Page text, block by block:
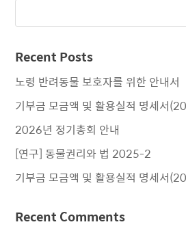
Recent Posts
노령 반려동물 보호자를 위한 안내서
기부금 모금액 및 활용실적 명세서
2026년 정기총회 안내
[연구] 동물권리와 법 2025-2
기부금 모금액 및 활용실적 명세서
Recent Comments